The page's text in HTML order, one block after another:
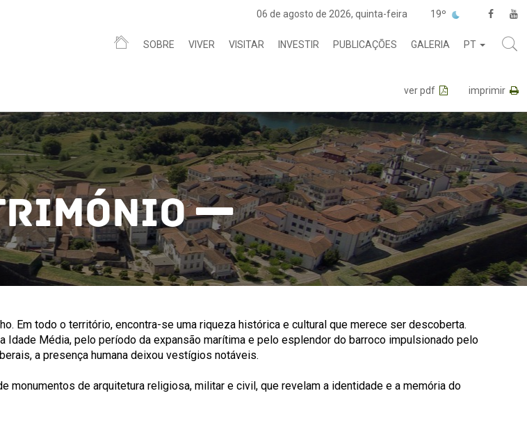
06 de agosto de 2026, quinta-feira 19º
SOBRE VIVER VISITAR INVESTIR PUBLICAÇÕES GALERIA PT
ver pdf imprimir
Em todo o território, encontra-se uma riqueza histórica e cultural que merece ser descoberta.
Média, pelo período da expansão marítima e pelo esplendor do barroco impulsionado pelo
a presença humana deixou vestígios notáveis.
monumentos de arquitetura religiosa, militar e civil, que revelam a identidade e a memória do